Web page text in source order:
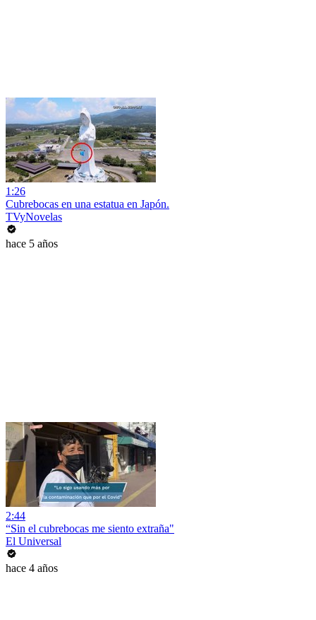
1:26
Cubrebocas en una estatua en Japón.
TVyNovelas
hace 5 años
2:44
“Sin el cubrebocas me siento extraña"
El Universal
hace 4 años